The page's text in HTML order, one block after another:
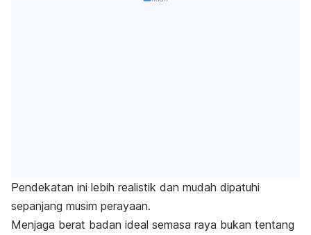
Pendekatan ini lebih realistik dan mudah dipatuhi
sepanjang musim perayaan.
Menjaga berat badan ideal semasa raya bukan tentang